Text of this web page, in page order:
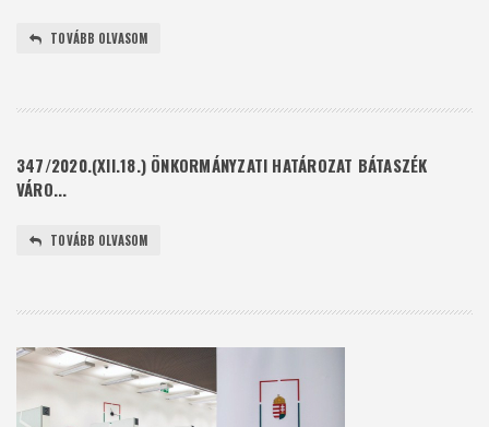
TOVÁBB OLVASOM
347/2020.(XII.18.) ÖNKORMÁNYZATI HATÁROZAT BÁTASZÉK
VÁRO...
TOVÁBB OLVASOM